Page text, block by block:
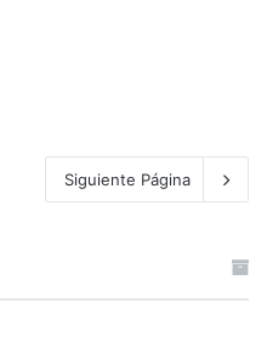
Siguiente Página